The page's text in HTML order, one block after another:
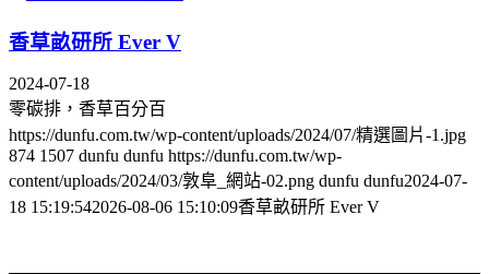
香草畝研所 Ever V
2024-07-18
零碳排，香草百分百
https://dunfu.com.tw/wp-content/uploads/2024/07/精選圖片-1.jpg
874 1507 dunfu dunfu https://dunfu.com.tw/wp-
content/uploads/2024/03/敦阜_網站-02.png dunfu dunfu2024-07-
18 15:19:542026-08-06 15:10:09香草畝研所 Ever V